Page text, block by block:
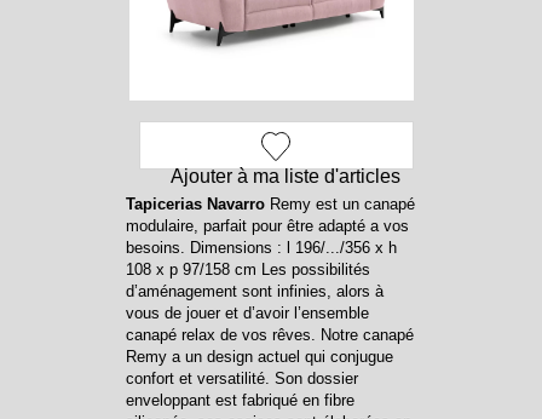
Ajouter à ma liste d'articles
Tapicerias NavarroRemy est un canapé
modulaire, parfait pour être adapté a vos
besoins. Dimensions : l 196/.../356 x h
108 x p 97/158 cm Les possibilités
d’aménagement sont infinies, alors à
vous de jouer et d’avoir l’ensemble
canapé relax de vos rêves. Notre canapé
Remy a un design actuel qui conjugue
confort et versatilité. Son dossier
enveloppant est fabriqué en fibre